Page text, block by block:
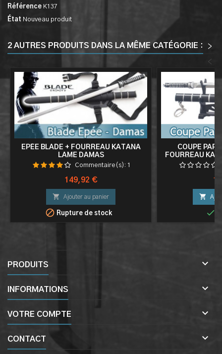
Référence K137
État Nouveau produit
2 AUTRES PRODUITS DANS LA MÊME CATÉGORIE :
>
<
EPÉE BLADE + FOURREAU KATANA
LAME DAMAS
Commentaire(s): 1
Prix
149,92 €
 Ajouter au panier
 Rupture de stock
COUPE
FOURREAU


PRODUITS 
INFORMATIONS 
VOTRE COMPTE 
CONTACT 